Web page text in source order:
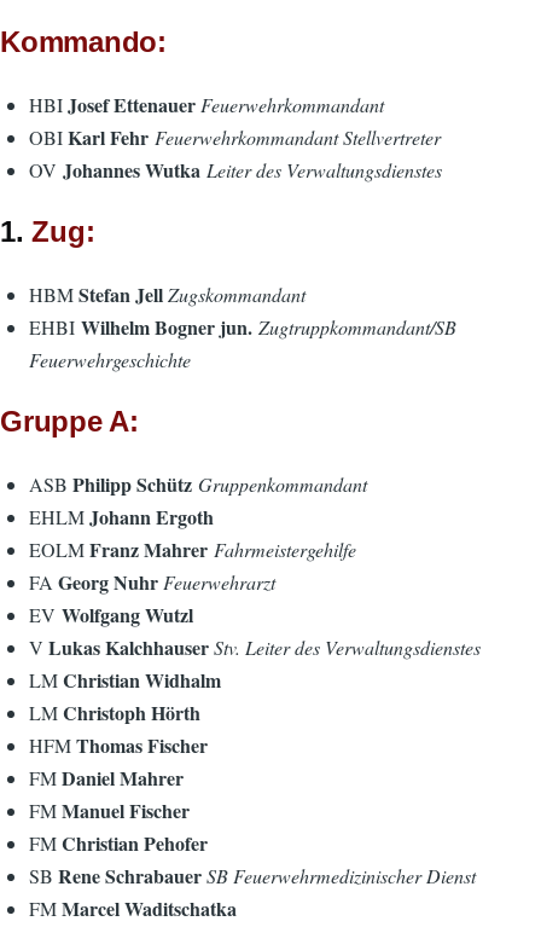
Kommando:
HBIJosef Ettenauer Feuerwehrkommandant
OBIKarl Fehr Feuerwehrkommandant Stellvertreter
OV Johannes Wutka Leiter des Verwaltungsdienstes
1.Zug:
HBMStefan JellZugskommandant
EHBI Wilhelm Bogner jun. Zugtruppkommandant/SB
Feuerwehrgeschichte
Gruppe A:
ASB Philipp Schütz Gruppenkommandant
EHLMJohann Ergoth
EOLMFranz Mahrer Fahrmeistergehilfe
FA Georg Nuhr Feuerwehrarzt
EV Wolfgang Wutzl
V Lukas KalchhauserStv. Leiter des Verwaltungsdienstes
LMChristian Widhalm
LMChristoph Hörth
HFMThomas Fischer
FMDaniel Mahrer
FMManuel Fischer
FMChristian Pehofer
SB Rene SchrabauerSB Feuerwehrmedizinischer Dienst
FMMarcel Waditschatka